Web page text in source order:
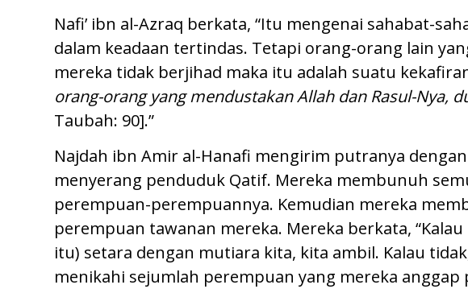
Nafi’ ibn al-Azraq berkata, “Itu mengenai sahabat-
dalam keadaan tertindas. Tetapi orang-orang lain
mereka tidak berjihad maka itu adalah suatu
orang-orang yang mendustakan Allah dan Rasul-Nya,
Taubah: 90].”
Najdah ibn Amir al-Hanafi mengirim putranya
menyerang penduduk Qatif. Mereka membunuh
perempuan-perempuannya. Kemudian mereka
perempuan tawanan mereka. Mereka berkata,
itu) setara dengan mutiara kita, kita ambil. Kalau
menikahi sejumlah perempuan yang mereka